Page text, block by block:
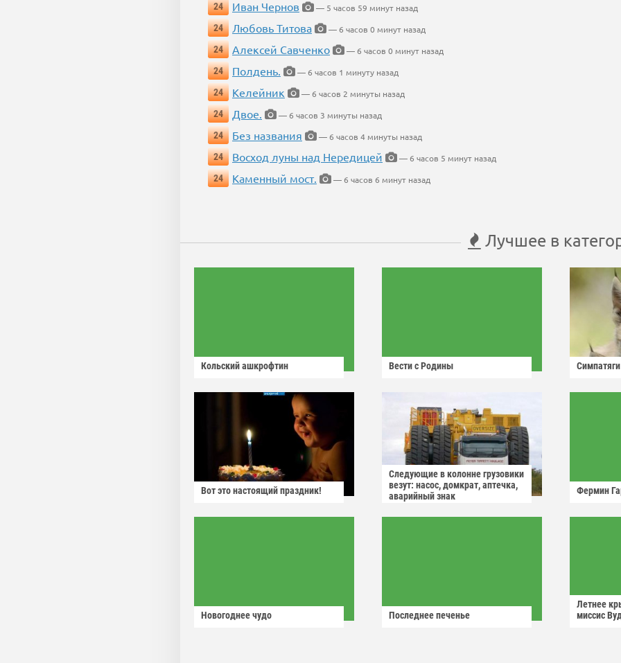
24
Иван Чернов
— 5 часов 59 минут назад
24
Любовь Титова
— 6 часов 0 минут назад
24
Алексей Савченко
— 6 часов 0 минут назад
24
Полдень.
— 6 часов 1 минуту назад
24
Келейник
— 6 часов 2 минуты назад
24
Двое.
— 6 часов 3 минуты назад
24
Без названия
— 6 часов 4 минуты назад
24
Восход луны над Нередицей
— 6 часов 5 минут назад
24
Каменный мост. — 6 часов 6 минут назад
Лучшее в
Кольский ашкрофтин Вести с Родины Симпатяги
Вот это настоящий праздник!
Следующие в колонне грузовики
везут: насос, домкрат, аптечка,
аварийный знак
Фермин
Новогоднее чудо Последнее печенье
Летнее
миссис